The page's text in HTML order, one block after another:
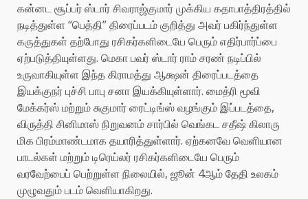
கன்னட சூப்பர் ஸ்டார் சிவராஜ்குமார் முக்கிய கதாபாத்திரத்தில்
நடித்துள்ள “பெத்தி” திரைப்படம் குறித்து அவர் பகிர்ந்துள்ள
கருத்துகள் தற்போது ரசிகர்களிடையே பெரும் எதிர்பார்ப்பை
ஏற்படுத்தியுள்ளது. மெகா பவர் ஸ்டார் ராம் சரண் நடிப்பில்
உருவாகியுள்ள இந்த கிராமத்து ஆக்ஷன் திரைப்படத்தை
இயக்குநர் புச்சி பாபு சனா இயக்கியுள்ளார். மைத்ரி மூவி
மேக்கர்ஸ் மற்றும் சுகுமார் ரைட்டிங்ஸ் வழங்கும் இப்படத்தை,
விருத்தி சினிமாஸ் நிறுவனம் சார்பில் வெங்கட சதீஷ் கிலாரு
மிக பிரம்மாண்டமாக தயாரித்துள்ளார். ஏற்கனவே வெளியான
பாடல்கள் மற்றும் டிரெய்லர் ரசிகர்களிடையே பெரும்
வரவேற்பைப் பெற்றுள்ள நிலையில், ஜூன் 4ஆம் தேதி உலகம்
முழுவதும் படம் வெளியாகிறது.